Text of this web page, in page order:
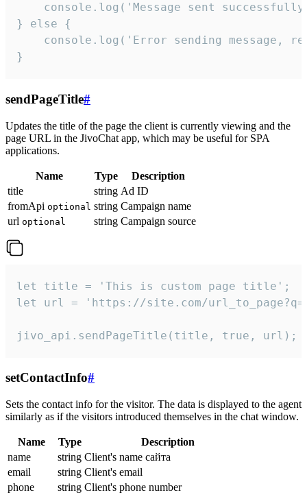
console.log('Message sent
} else {
console.log('Error sending message,
}
sendPageTitle#
Updates the title of the page the client is currently viewing and the
page URL in the JivoChat app, which may be useful for SPA
applications.
Name Type
Description
title
string Ad ID
fromApi optional string Campaign name
url optional string Campaign source
let title = 'This is custom page title';
let url = 'https://site.com/
jivo_api.sendPageTitle(title, true, url);
setContactInfo#
Sets the contact info for the visitor. The data is displayed to the agent
similarly as if the visitors introduced themselves in the chat window.
Name Type
Description
name
string Client's name сайта
email
string Client's email
phone
string Client's phone number